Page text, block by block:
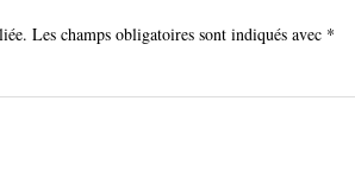
Les champs obligatoires sont indiqués avec *